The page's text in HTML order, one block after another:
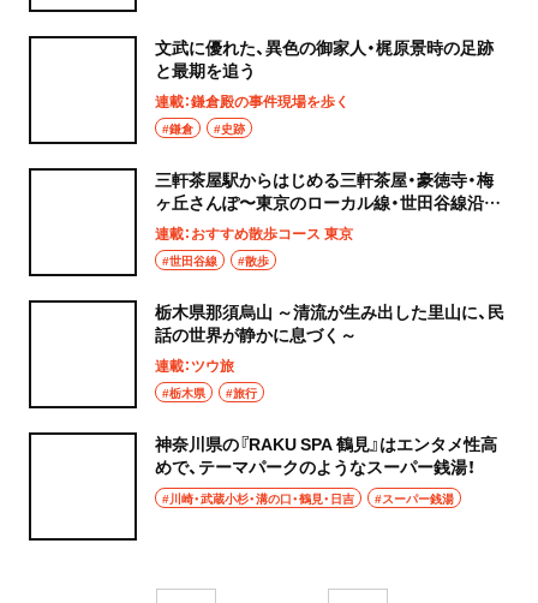
文武に優れた、異色の御家人・梶原景時の足跡
と最期を追う
連載：鎌倉殿の事件現場を歩く
#鎌倉 #史跡
三軒茶屋駅からはじめる三軒茶屋・豪徳寺・梅
ヶ丘さんぽ〜東京のローカル線・世田谷線沿線
の歴史道〜
連載：おすすめ散歩コース 東京
#世田谷線 #散歩
栃木県那須烏山 ～清流が生み出した里山に、民
話の世界が静かに息づく～
連載：ツウ旅
#栃木県 #旅行
神奈川県の『RAKU SPA 鶴見』はエンタメ性高
めで、テーマパークのようなスーパー銭湯！
#川崎・武蔵小杉・溝の口・鶴見・日吉 #スーパー銭湯